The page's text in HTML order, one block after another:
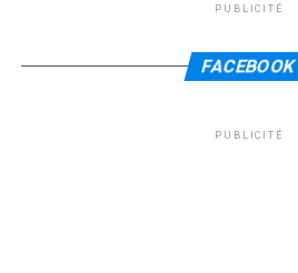
PUBLICITÉ
FACEBOOK
PUBLICITÉ